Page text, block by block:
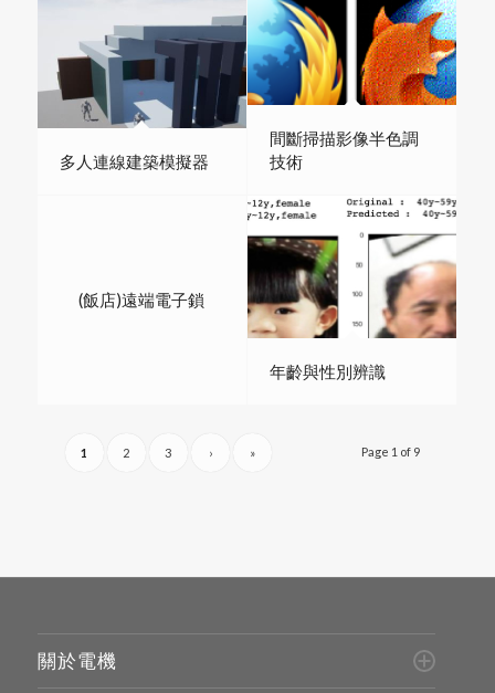
多人連線建築模擬器
間斷掃描影像半色調
技術
(飯店)遠端電子鎖
年齡與性別辨識
Page 1 of 9
1 2 3 › »
關於電機